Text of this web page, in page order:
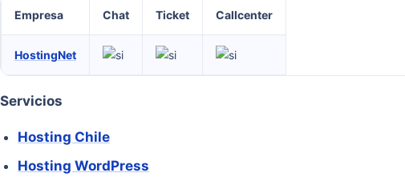
Empresa Chat Ticket Callcenter
HostingNet
Servicios
Hosting Chile
Hosting WordPress